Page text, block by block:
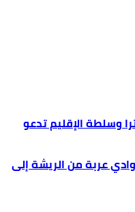
وسلطة الإقليم تدعو
عربة من الريشة إلى